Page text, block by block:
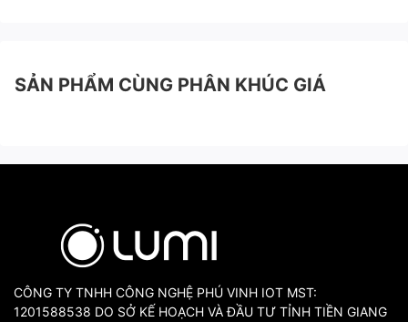
SẢN PHẨM CÙNG PHÂN KHÚC GIÁ
CÔNG TY TNHH CÔNG NGHỆ PHÚ VINH IOT MST:
1201588538 DO SỞ KẾ HOẠCH VÀ ĐẦU TƯ TỈNH TIỀN GIANG